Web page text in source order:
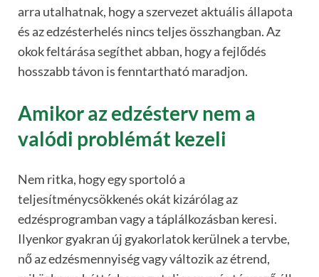
arra utalhatnak, hogy a szervezet aktuális állapota
és az edzésterhelés nincs teljes összhangban. Az
okok feltárása segíthet abban, hogy a fejlődés
hosszabb távon is fenntartható maradjon.
Amikor az edzésterv nem a
valódi problémát kezeli
Nem ritka, hogy egy sportoló a
teljesítménycsökkenés okát kizárólag az
edzésprogramban vagy a táplálkozásban keresi.
Ilyenkor gyakran új gyakorlatok kerülnek a tervbe,
nő az edzésmennyiség vagy változik az étrend,